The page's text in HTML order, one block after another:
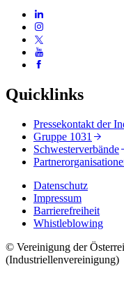
Quicklinks
Pressekontakt der
Gruppe 1031
Schwesterverbände
Datenschutz
Impressum
Barrierefreiheit
Whistleblowing
© Vereinigung der
(Industriellenvereinigung)